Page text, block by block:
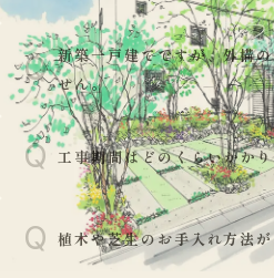
A はい、基本的には現地調査
まで無料で承っております
Q 新築一戸建てですが、外構
せん。
A
ご安心ください。建物の外
ければ、外壁や玄関ドアの
の建物をより引き立てるデ
Q 工事期間はどのくらいかか
工事の規模により異なりま
数日〜1週間程度、新築の
Q 植木や芝生のお手入れ方法が